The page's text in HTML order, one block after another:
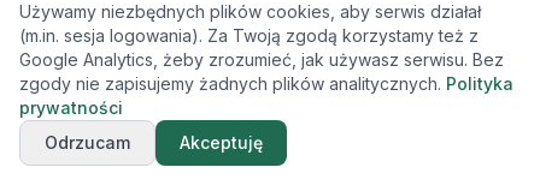
Używamy niezbędnych plików cookies, aby serwis działał
(m.in. sesja logowania). Za Twoją zgodą korzystamy też z
Google Analytics, żeby zrozumieć, jak używasz serwisu. Bez
zgody nie zapisujemy żadnych plików analitycznych. Polityka
prywatności
Odrzucam
Akceptuję